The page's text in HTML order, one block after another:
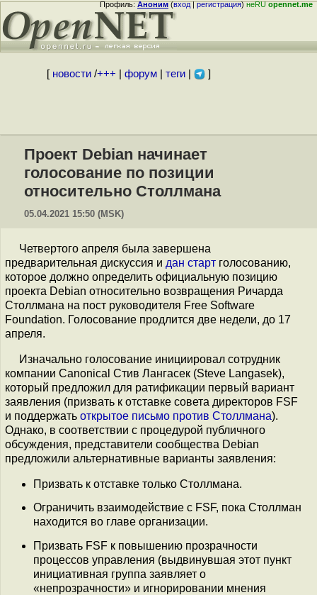
Профиль:Аноним(вход|регистрация)неRUopennet.me
[ новости/+++ форум| теги| ]
Проект Debian начинает
голосование по позиции
относительно Столлмана
05.04.2021 15:50 (MSK)
Четвертого апреля была завершена
предварительная дискуссия и дан старт голосованию,
которое должно определить официальную позицию
проекта Debian относительно возвращения Ричарда
Столлмана на пост руководителя Free Software
Foundation. Голосование продлится две недели, до 17
апреля.
Изначально голосование инициировал сотрудник
компании Canonical Стив Лангасек (Steve Langasek),
который предложил для ратификации первый вариант
заявления (призвать к отставке совета директоров FSF
и поддержать открытое письмо против Столлмана).
Однако, в соответствии с процедурой публичного
обсуждения, представители сообщества Debian
предложили альтернативные варианты заявления:
Призвать к отставке только Столлмана.
Ограничить взаимодействие с FSF, пока Столлман
находится во главе организации.
Призвать FSF к повышению прозрачности
процессов управления (выдвинувшая этот пункт
инициативная группа заявляет о
«непрозрачности» и игнорировании мнения